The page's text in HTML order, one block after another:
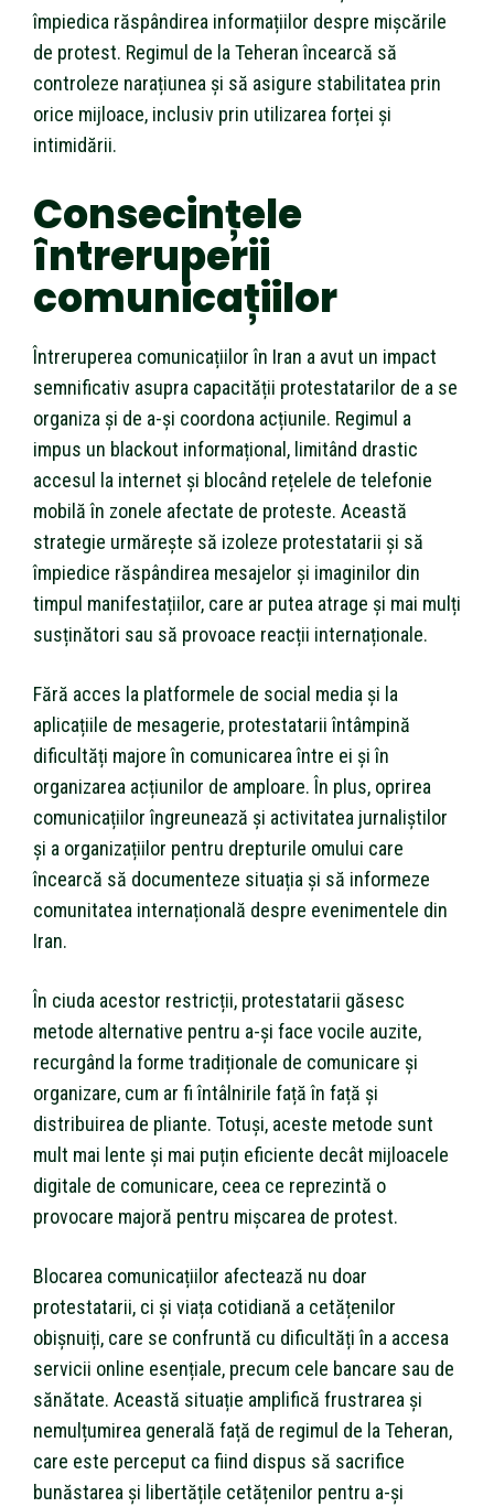
împiedica răspândirea informațiilor despre mișcările
de protest. Regimul de la Teheran încearcă să
controleze narațiunea și să asigure stabilitatea prin
orice mijloace, inclusiv prin utilizarea forței și
intimidării.
Consecințele
întreruperii
comunicațiilor
Întreruperea comunicațiilor în Iran a avut un impact
semnificativ asupra capacității protestatarilor de a se
organiza și de a-și coordona acțiunile. Regimul a
impus un blackout informațional, limitând drastic
accesul la internet și blocând rețelele de telefonie
mobilă în zonele afectate de proteste. Această
strategie urmărește să izoleze protestatarii și să
împiedice răspândirea mesajelor și imaginilor din
timpul manifestațiilor, care ar putea atrage și mai mulți
susținători sau să provoace reacții internaționale.
Fără acces la platformele de social media și la
aplicațiile de mesagerie, protestatarii întâmpină
dificultăți majore în comunicarea între ei și în
organizarea acțiunilor de amploare. În plus, oprirea
comunicațiilor îngreunează și activitatea jurnaliștilor
și a organizațiilor pentru drepturile omului care
încearcă să documenteze situația și să informeze
comunitatea internațională despre evenimentele din
Iran.
În ciuda acestor restricții, protestatarii găsesc
metode alternative pentru a-și face vocile auzite,
recurgând la forme tradiționale de comunicare și
organizare, cum ar fi întâlnirile față în față și
distribuirea de pliante. Totuși, aceste metode sunt
mult mai lente și mai puțin eficiente decât mijloacele
digitale de comunicare, ceea ce reprezintă o
provocare majoră pentru mișcarea de protest.
Blocarea comunicațiilor afectează nu doar
protestatarii, ci și viața cotidiană a cetățenilor
obișnuiți, care se confruntă cu dificultăți în a accesa
servicii online esențiale, precum cele bancare sau de
sănătate. Această situație amplifică frustrarea și
nemulțumirea generală față de regimul de la Teheran,
care este perceput ca fiind dispus să sacrifice
bunăstarea și libertățile cetățenilor pentru a-și